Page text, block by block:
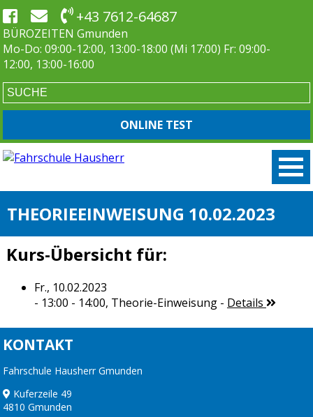
+43 7612-64687
BÜROZEITEN Gmunden
Mo-Do: 09:00-12:00, 13:00-18:00 (Mi 17:00) Fr: 09:00-
12:00, 13:00-16:00
ONLINE TEST
THEORIEEINWEISUNG 10.02.2023
Kurs-Übersicht für:
Fr., 10.02.2023
- 13:00 - 14:00, Theorie-Einweisung- Details
KONTAKT
Fahrschule Hausherr Gmunden
Kuferzeile 49
4810 Gmunden